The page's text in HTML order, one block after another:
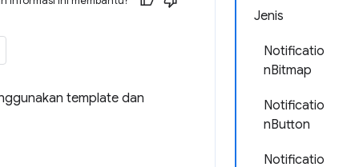
Jenis
Notificatio
nBitmap
Notificatio
nButton
Notificatio
template dan